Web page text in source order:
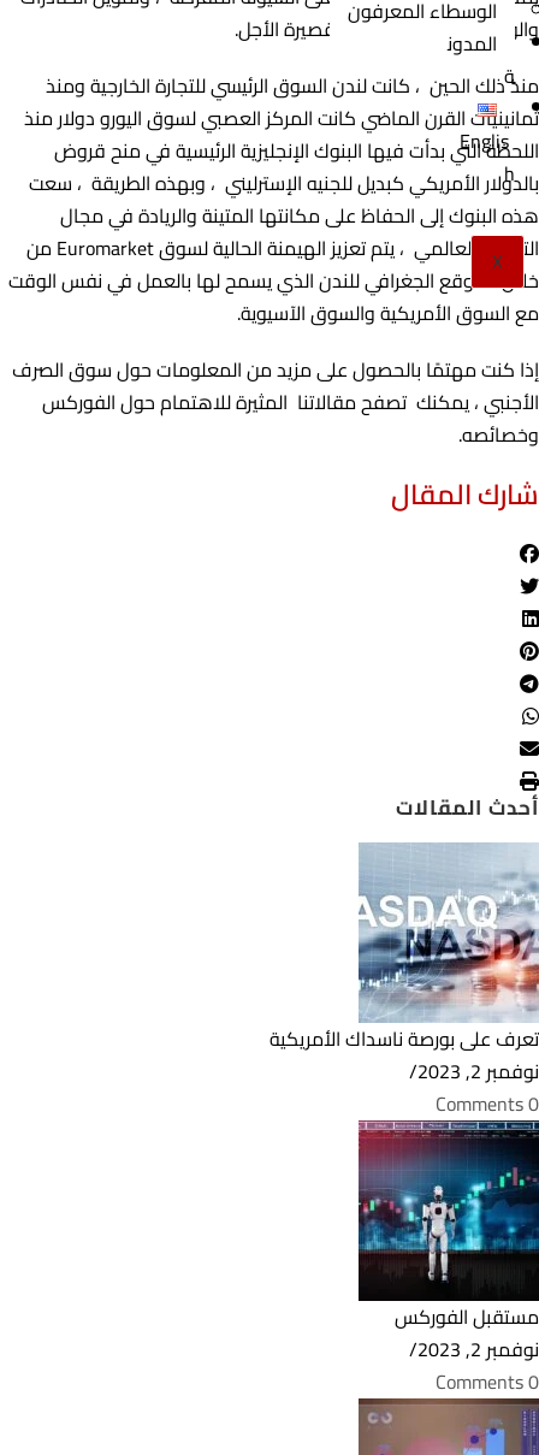
الوسطاء المعرفون
المدون
ة
Englis
h
X
والواردات ، وتقديم قروض قصيرة الأجل.
منذ ذلك الحين ، كانت لندن السوق الرئيسي للتجارة الخارجية ومنذ
ثمانينيات القرن الماضي كانت المركز العصبي لسوق اليورو دولار منذ
اللحظة التي بدأت فيها البنوك الإنجليزية الرئيسية في منح قروض
بالدولار الأمريكي كبديل للجنيه الإسترليني ، وبهذه الطريقة ، سعت
هذه البنوك إلى الحفاظ على مكانتها المتينة والريادة في مجال
التمويل العالمي ، يتم تعزيز الهيمنة الحالية لسوق Euromarket من
خلال الموقع الجغرافي للندن الذي يسمح لها بالعمل في نفس الوقت
مع السوق الأمريكية والسوق الآسيوية.
إذا كنت مهتمًا بالحصول على مزيد من المعلومات حول سوق الصرف
الأجنبي ، يمكنك تصفح مقالاتنا المثيرة للاهتمام حول الفوركس
وخصائصه.
شارك المقال
أحدث المقالات
تعرف على بورصة ناسداك الأمريكية
نوفمبر 2, 2023
/
0 Comments
مستقبل الفوركس
نوفمبر 2, 2023
/
0 Comments